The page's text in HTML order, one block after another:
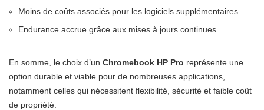
Moins de coûts associés pour les logiciels supplémentaires
Endurance accrue grâce aux mises à jours continues
En somme, le choix d’un Chromebook HP Pro représente une
option durable et viable pour de nombreuses applications,
notamment celles qui nécessitent flexibilité, sécurité et faible coût
de propriété.